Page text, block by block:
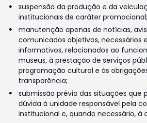
suspensão da produção e da
institucionais de caráter promocional;
manutenção apenas de notícias,
comunicados objetivos, necessários
informativos, relacionados ao
museus, à prestação de serviços
programação cultural e às
transparência;
submissão prévia das situações que
dúvida à unidade responsável pela
institucional e, quando necessário, à